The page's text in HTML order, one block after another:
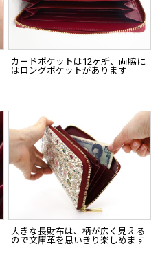
カードポケットは12ヶ所、両脇に
はロングポケットがあります
大きな長財布は、柄が広く見える
ので文庫革を思いきり楽しめます